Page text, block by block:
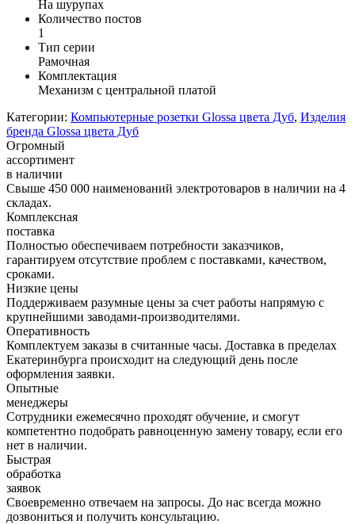
На шурупах
Количество постов
1
Тип серии
Рамочная
Комплектация
Механизм с центральной платой
Категории: Компьютерные розетки Glossa цвета Дуб, Изделия
бренда Glossa цвета Дуб
Огромный
ассортимент
в наличии
Свыше 450 000 наименований электротоваров в наличии на 4
складах.
Комплексная
поставка
Полностью обеспечиваем потребности заказчиков,
гарантируем отсутствие проблем с поставками, качеством,
сроками.
Низкие цены
Поддерживаем разумные цены за счет работы напрямую с
крупнейшими заводами-производителями.
Оперативность
Комплектуем заказы в считанные часы. Доставка в пределах
Екатеринбурга происходит на следующий день после
оформления заявки.
Опытные
менеджеры
Сотрудники ежемесячно проходят обучение, и смогут
компетентно подобрать равноценную замену товару, если его
нет в наличии.
Быстрая
обработка
заявок
Своевременно отвечаем на запросы. До нас всегда можно
дозвониться и получить консультацию.